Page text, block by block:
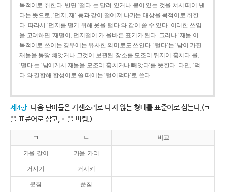
목적어로 취한다. 반면 ‘떨다’는 달려 있거나 붙어 있는 것을 쳐서 떼어 낸
다는 뜻으로, ‘먼지, 재’ 등과 같이 떨어져 나가는 대상을 목적어로 취한
다. 따라서 ‘먼지를 떨기 위해 옷을 털다’와 같이 쓸 수 있다. 이러한 쓰임
을 고려하면 ‘재떨이, 먼지떨이’가 올바른 표기가 된다. 그러나 ‘재물’이
목적어로 쓰이는 경우에는 유사한 의미로도 쓰인다. ‘털다’는 ‘남이 가진
재물을 몽땅 빼앗거나 그것이 보관된 장소를 모조리 뒤지어 훔치다’를,
‘떨다’는 ‘남에게서 재물을 모조리 훔치거나 빼앗다’를 뜻한다. 다만, ‘먹
다’와 결합해 합성어로 쓸 때에는 ‘털어먹다’로 쓴다.
제4항 다음 단어들은 거센소리로 나지 않는 형태를 표준어로 삼는다.(ㄱ
을 표준어로 삼고, ㄴ을 버림.)
ㄱ ㄴ 비고
가을-갈이 가을-카리
거시기 거시키
분침 푼침